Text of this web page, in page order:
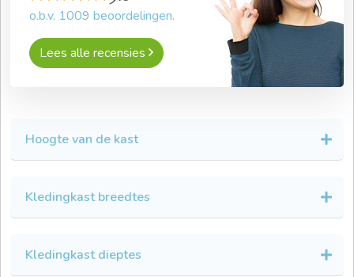
o.b.v. 1009 beoordelingen.
Lees alle recensies
Hoogte van de kast
Kledingkast breedtes
Kledingkast dieptes